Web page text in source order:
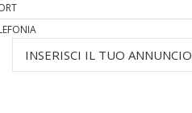
INSERISCI IL TUO ANNUNCIO